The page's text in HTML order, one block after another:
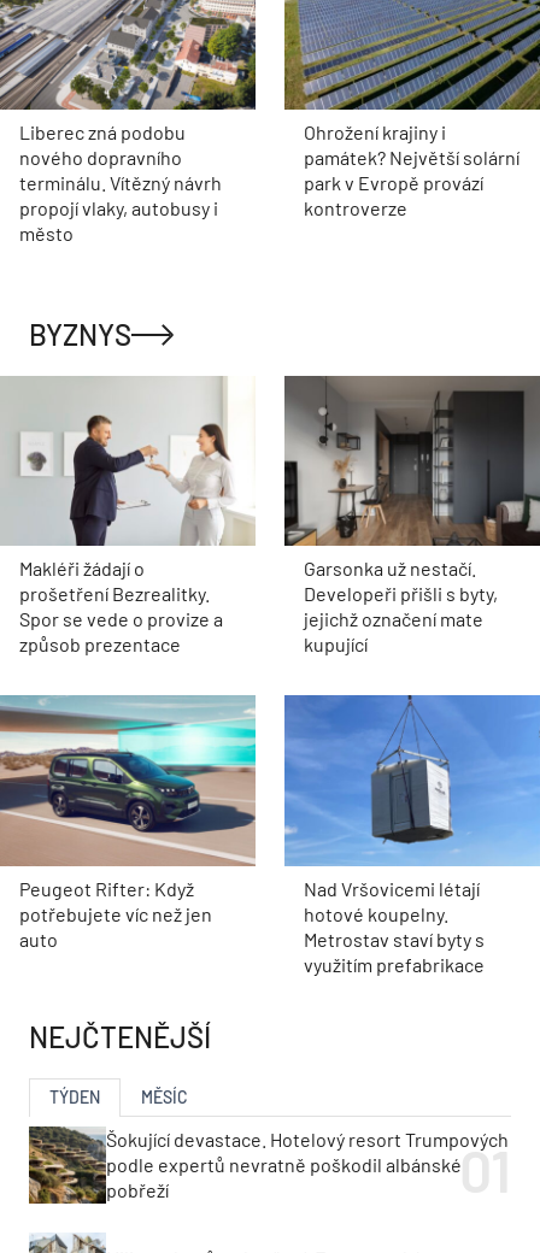
Liberec zná podobu
nového dopravního
terminálu. Vítězný návrh
propojí vlaky, autobusy i
město
Ohrožení krajiny i
památek? Největší solární
park v Evropě provází
kontroverze
BYZNYS
Makléři žádají o
prošetření Bezrealitky.
Spor se vede o provize a
způsob prezentace
Garsonka už nestačí.
Developeři přišli s byty,
jejichž označení mate
kupující
Peugeot Rifter: Když
potřebujete víc než jen
auto
Nad Vršovicemi létají
hotové koupelny.
Metrostav staví byty s
využitím prefabrikace
NEJČTENĚJŠÍ
TÝDEN MĚSÍC
Šokující devastace. Hotelový resort Trumpových
podle expertů nevratně poškodil albánské
pobřeží